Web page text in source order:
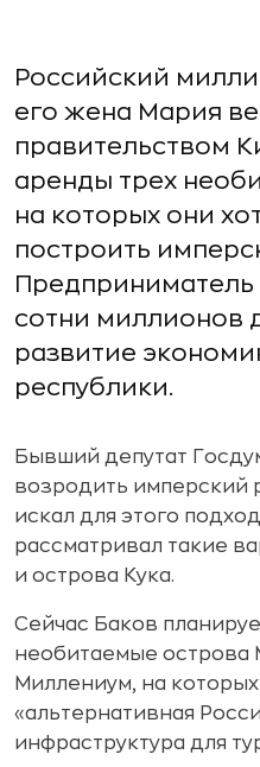
Российский
его жена Мария
правительством
аренды трех
на которых они
построить
сотни миллионов
развитие
республики.
Бывший депутат
возродить имперский
искал для этого
рассматривал такие
и острова Кука.
Сейчас Баков
необитаемые острова
Миллениум, на
«альтернативная
инфраструктура для